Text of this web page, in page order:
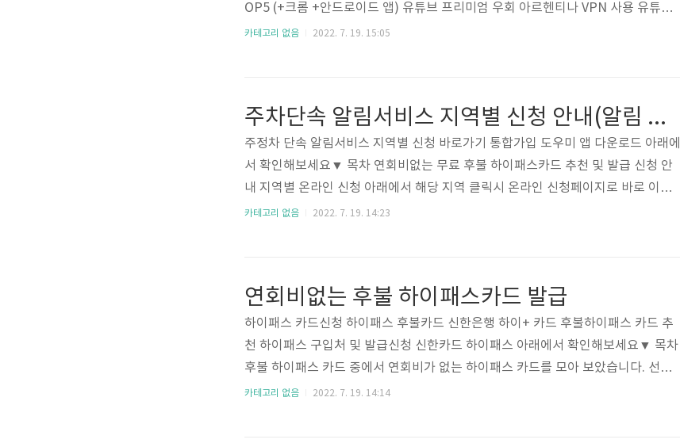
OP5 (+크롬 +안드로이드 앱) 유튜브 프리미엄 우회 아르헨티나 VPN 사용 유튜브
프리미엄 넷플릭스 디즈니 플러스 다른 OTT 이 글의 요약 유튜브 프리미엄을 할인
구매할 필요가 없고, 광고를 시청할 필요도 없으며, 화면을 꺼둔 상태에서도 음악을
감상할 수도 있으니 상당히 편리합니다. 유튜브..
카테고리 없음 2022. 7. 19. 15:05
주차단속 알림서비스 지역별 신청 안내(알림 문자)
주정차 단속 알림서비스 지역별 신청 바로가기 통합가입 도우미 앱 다운로드 아래에
서 확인해보세요▼ 목차 연회비없는 무료 후불 하이패스카드 추천 및 발급 신청 안
내 지역별 온라인 신청 아래에서 해당 지역 클릭시 온라인 신청페이지로 바로 이동
합니다. 서울특별시 강남구청Tel 02-3423-6453 강동구청 (수기신청만 됨)Tel 157
청Tel 02-3153-8114 서초구청Tel 02-2155-611..
카테고리 없음 2022. 7. 19. 14:23
연회비없는 후불 하이패스카드 발급
하이패스 카드신청 하이패스 후불카드 신한은행 하이+ 카드 후불하이패스 카드 추
천 하이패스 구입처 및 발급신청 신한카드 하이패스 아래에서 확인해보세요▼ 목차
후불 하이패스 카드 중에서 연회비가 없는 하이패스 카드를 모아 보았습니다. 선불
하이패스카드는 매번 충전해야하는 번거로움이 있습니다. 그리고 연회비가 나오는
카테고리 없음 2022. 7. 19. 14:14